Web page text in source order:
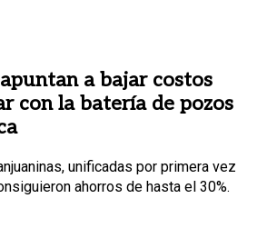
a bajar costos
con la batería de pozos
unificadas por primera vez
ahorros de hasta el 30%.